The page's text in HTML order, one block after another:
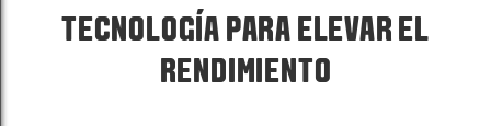
TECNOLOGÍA PARA ELEVAR EL
RENDIMIENTO